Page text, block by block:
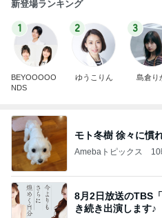
新登場ランキング
1
BEYOOOOO
NDS
2
ゆうこりん
3
島倉り
モト冬樹 徐々に慣
Amebaトピックス
8月2日放送のTBS
き続き出演します♪